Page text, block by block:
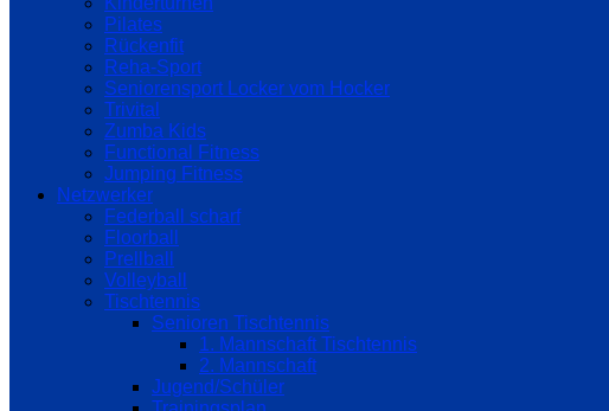
Pilates
Rückenfit
Reha-Sport
Seniorensport Locker vom Hocker
Trivital
Zumba Kids
Functional Fitness
Jumping Fitness
Netzwerker
Federball scharf
Floorball
Prellball
Volleyball
Tischtennis
Senioren Tischtennis
1. Mannschaft Tischtennis
2. Mannschaft
Jugend/Schüler